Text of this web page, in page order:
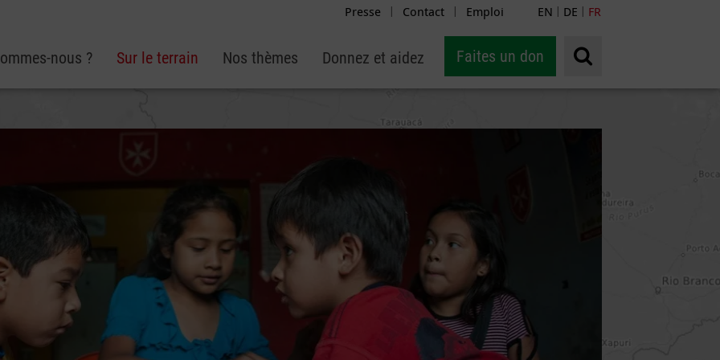
Presse | Contact | Emploi EN | DE | FR
nous ? Sur le terrain Nos thèmes Donnez et aidez Faites un don